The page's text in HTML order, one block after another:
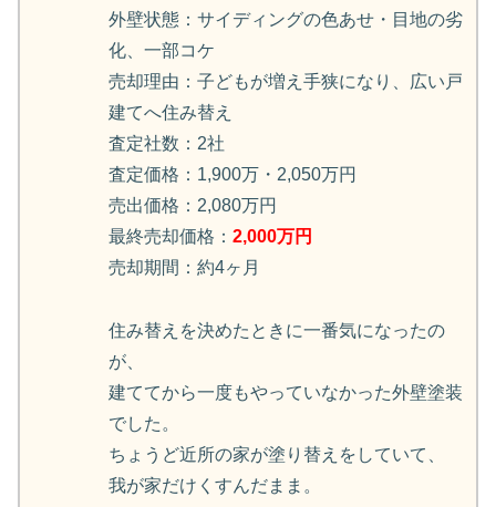
外壁状態：サイディングの色あせ・目地の劣
化、一部コケ
売却理由：子どもが増え手狭になり、広い戸
建てへ住み替え
査定社数：2社
査定価格：1,900万・2,050万円
売出価格：2,080万円
最終売却価格： 2,000万円
売却期間：約4ヶ月
住み替えを決めたときに一番気になったの
が、
建ててから一度もやっていなかった外壁塗装
でした。
ちょうど近所の家が塗り替えをしていて、
我が家だけくすんだまま。